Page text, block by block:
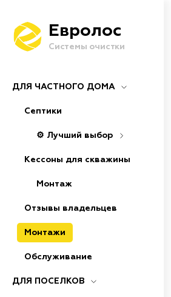
Евролос
Системы очистки
ДЛЯ ЧАСТНОГО ДОМА
Септики
⚙️ Лучший выбор
Кессоны для скважины
Монтаж
Отзывы владельцев
Монтажи
Обслуживание
ДЛЯ ПОСЕЛКОВ